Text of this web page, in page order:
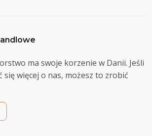
ma swoje korzenie w Danii. Jeśli
się więcej o nas, możesz to zrobić